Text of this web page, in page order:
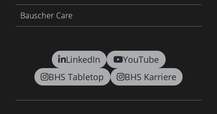
LinkedIn
YouTube
BHS Tabletop
BHS Karriere
Bauscher Care